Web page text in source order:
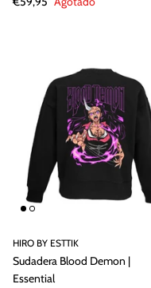
HIRO BY ESTTIK
Sudadera Blood Demon |
Essential